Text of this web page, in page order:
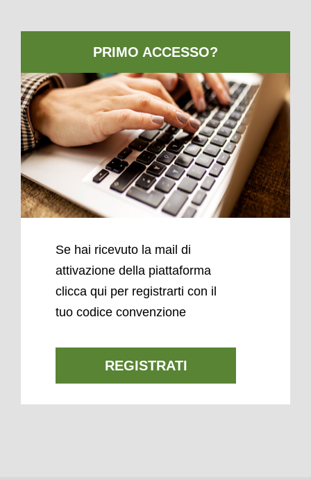
Se hai ricevuto la mail di
attivazione della piattaforma
clicca qui per registrarti con il
tuo codice convenzione
REGISTRATI